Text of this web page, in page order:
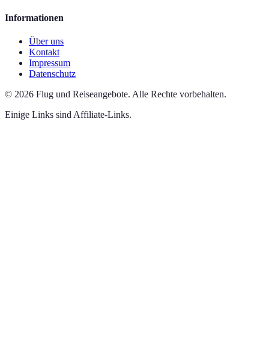
Informationen
Über uns
Kontakt
Impressum
Datenschutz
© 2026 Flug und Reiseangebote. Alle Rechte vorbehalten.
Einige Links sind Affiliate-Links.